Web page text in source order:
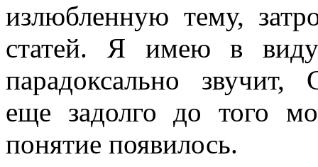
излюбленную тему,
статей. Я имею в
парадоксально
еще задолго до того
понятие появилось.